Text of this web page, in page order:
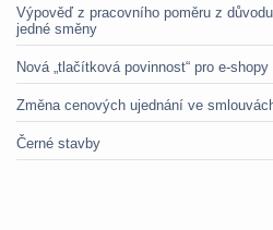
Výpověď z pracovního poměru z
jedné směny
Nová „tlačítková povinnost“ pro e-shopy
Změna cenových ujednání ve
Černé stavby